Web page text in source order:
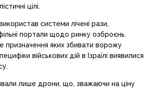
цілі.
системи лічені рази,
портали щодо ринку озброєнь.
призначення яких збивати ворожу
військових дій в Ізраїлі виявилися
лише дрони, що, зважаючи на ціну